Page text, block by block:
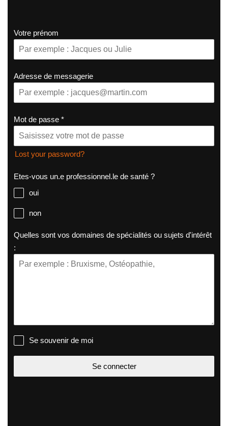
Votre prénom
Adresse de messagerie
Mot de passe *
Lost your password?
Etes-vous un.e professionnel.le de santé ?
oui
non
Quelles sont vos domaines de spécialités ou sujets d'intérêt
:
Se souvenir de moi
Se connecter